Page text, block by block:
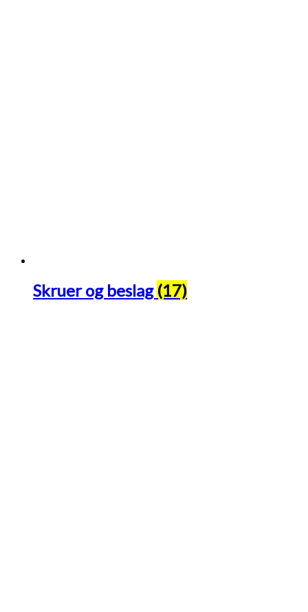
Skruer og beslag (17)